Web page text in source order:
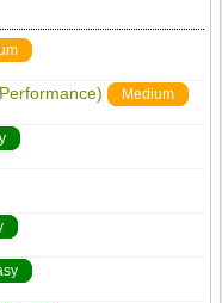
Medium